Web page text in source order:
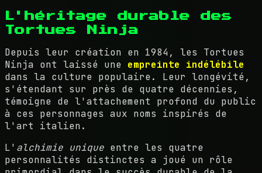
L'héritage durable des
Tortues Ninja
Depuis leur création en 1984, les Tortues
Ninja ont laissé une empreinte indélébile
dans la culture populaire. Leur longévité,
s'étendant sur près de quatre décennies,
témoigne de l'attachement profond du public
à ces personnages aux noms inspirés de
l'art italien.
L' alchimie unique entre les quatre
personnalités distinctes a joué un rôle